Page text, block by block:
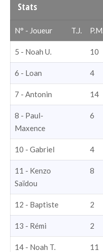
Stats
N° - Joueur T.J.
5 - Noah U. 10
6 - Loan 4
7 - Antonin 14
8 - Paul-
Maxence
6
10 - Gabriel 4
11 - Kenzo
Saïdou
8
12 - Baptiste 2
13 - Rémi 2
14 - Noah T. 11